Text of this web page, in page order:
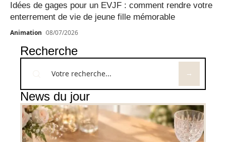
Idées de gages pour un EVJF : comment rendre votre
enterrement de vie de jeune fille mémorable
Animation 08/07/2026
Recherche
News du jour